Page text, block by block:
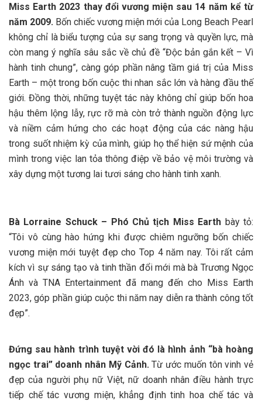
Miss Earth 2023 thay đổi vương miện sau 14 năm kể từ
năm 2009. Bốn chiếc vương miện mới của Long Beach Pearl
không chỉ là biểu tượng của sự sang trọng và quyền lực, mà
còn mang ý nghĩa sâu sắc về chủ đề “Độc bản gắn kết – Vì
hành tinh chung”, càng góp phần nâng tầm giá trị của Miss
Earth – một trong bốn cuộc thi nhan sắc lớn và hàng đầu thế
giới. Đồng thời, những tuyệt tác này không chỉ giúp bốn hoa
hậu thêm lộng lẫy, rực rỡ mà còn trở thành nguồn động lực
và niềm cảm hứng cho các hoạt động của các nàng hậu
trong suốt nhiệm kỳ của mình, giúp họ thể hiện sứ mệnh của
mình trong việc lan tỏa thông điệp về bảo vệ môi trường và
xây dựng một tương lai tươi sáng cho hành tinh xanh.
Bà Lorraine Schuck – Phó Chủ tịch Miss Earth bày tỏ:
“Tôi vô cùng hào hứng khi được chiêm ngưỡng bốn chiếc
vương miện mới tuyệt đẹp cho Top 4 năm nay. Tôi rất cảm
kích vì sự sáng tạo và tinh thần đổi mới mà bà Trương Ngọc
Ánh và TNA Entertainment đã mang đến cho Miss Earth
2023, góp phần giúp cuộc thi năm nay diễn ra thành công tốt
đẹp”.
Đứng sau hành trình tuyệt vời đó là hình ảnh “bà hoàng
ngọc trai” doanh nhân Mỹ Cảnh.Từ ước muốn tôn vinh vẻ
đẹp của người phụ nữ Việt, nữ doanh nhân điều hành trực
tiếp chế tác vương miện, khẳng định tinh hoa chế tác và